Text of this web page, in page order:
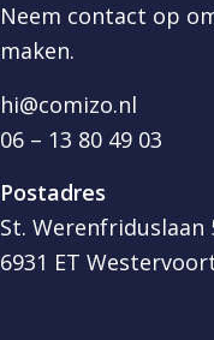
Neem contact op
maken.
hi@comizo.nl
06 – 13 80 49 03
Postadres
St. Werenfriduslaan
6931 ET